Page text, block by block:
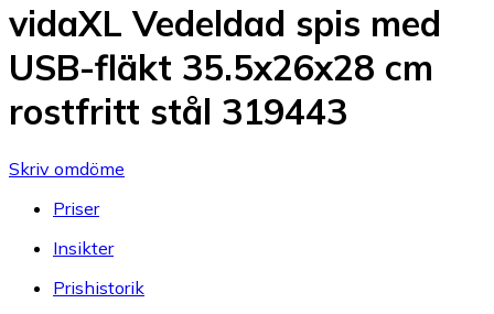
vidaXL Vedeldad spis med
USB-fläkt 35.5x26x28 cm
rostfritt stål 319443
Skriv omdöme
Priser
Insikter
Prishistorik